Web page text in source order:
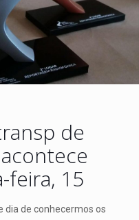
de
feira, 15
dia de conhecermos os